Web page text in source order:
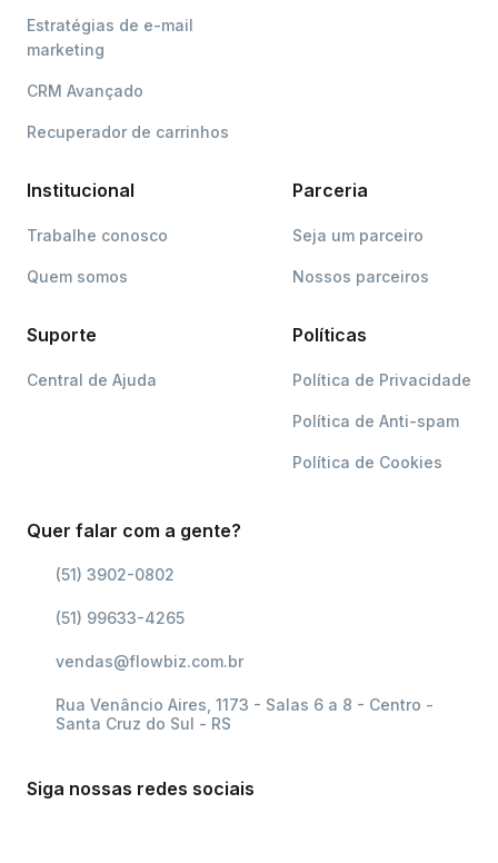
Estratégias de e-mail
marketing
CRM Avançado
Recuperador de carrinhos
Institucional
Trabalhe conosco
Quem somos
Parceria
Seja um parceiro
Nossos parceiros
Suporte
Central de Ajuda
Políticas
Política de Privacidade
Política de Anti-spam
Política de Cookies
Quer falar com a gente?
(51) 3902-0802
(51) 99633-4265
vendas@flowbiz.com.br
Rua Venâncio Aires, 1173 - Salas 6 a 8 - Centro -
Santa Cruz do Sul - RS
Siga nossas redes sociais